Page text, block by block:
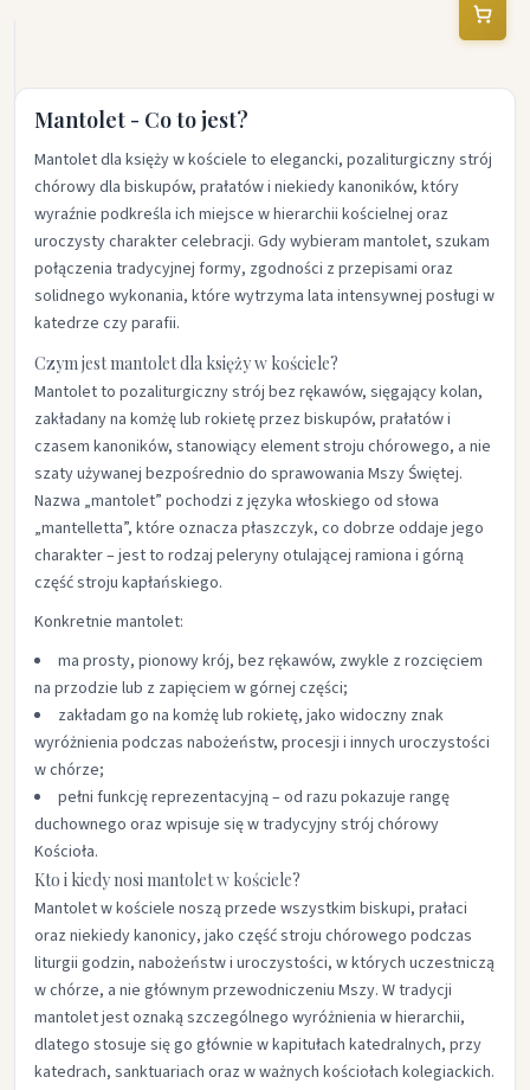
Mantolet - Co to jest?
Mantolet dla księży w kościele to elegancki, pozaliturgiczny strój
chórowy dla biskupów, prałatów i niekiedy kanoników, który
wyraźnie podkreśla ich miejsce w hierarchii kościelnej oraz
uroczysty charakter celebracji. Gdy wybieram mantolet, szukam
połączenia tradycyjnej formy, zgodności z przepisami oraz
solidnego wykonania, które wytrzyma lata intensywnej posługi w
katedrze czy parafii.​
Czym jest mantolet dla księży w kościele?
Mantolet to pozaliturgiczny strój bez rękawów, sięgający kolan,
zakładany na komżę lub rokietę przez biskupów, prałatów i
czasem kanoników, stanowiący element stroju chórowego, a nie
szaty używanej bezpośrednio do sprawowania Mszy Świętej.
Nazwa „mantolet” pochodzi z języka włoskiego od słowa
„mantelletta”, które oznacza płaszczyk, co dobrze oddaje jego
charakter – jest to rodzaj peleryny otulającej ramiona i górną
część stroju kapłańskiego.​
Konkretnie mantolet:
ma prosty, pionowy krój, bez rękawów, zwykle z rozcięciem
na przodzie lub z zapięciem w górnej części;​
zakładam go na komżę lub rokietę, jako widoczny znak
wyróżnienia podczas nabożeństw, procesji i innych uroczystości
w chórze;​
pełni funkcję reprezentacyjną – od razu pokazuje rangę
duchownego oraz wpisuje się w tradycyjny strój chórowy
Kościoła.​
Kto i kiedy nosi mantolet w kościele?
Mantolet w kościele noszą przede wszystkim biskupi, prałaci
oraz niekiedy kanonicy, jako część stroju chórowego podczas
liturgii godzin, nabożeństw i uroczystości, w których uczestniczą
w chórze, a nie głównym przewodniczeniu Mszy. W tradycji
mantolet jest oznaką szczególnego wyróżnienia w hierarchii,
dlatego stosuje się go głównie w kapitułach katedralnych, przy
katedrach, sanktuariach oraz w ważnych kościołach kolegiackich.​